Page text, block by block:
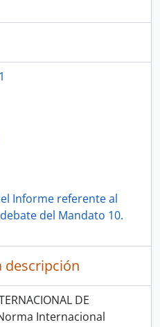
Informe referente al
del Mandato 10.
descripción
DE
Internacional